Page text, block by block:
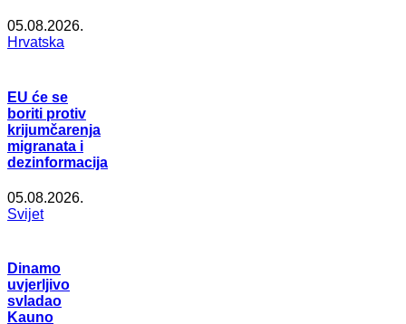
05.08.2026.
Hrvatska
EU će se
boriti protiv
krijumčarenja
migranata i
dezinformacija
05.08.2026.
Svijet
Dinamo
uvjerljivo
svladao
Kauno